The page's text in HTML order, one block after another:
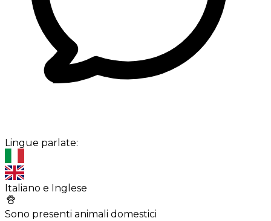
Lingue parlate:
Italiano e Inglese
Sono presenti animali domestici